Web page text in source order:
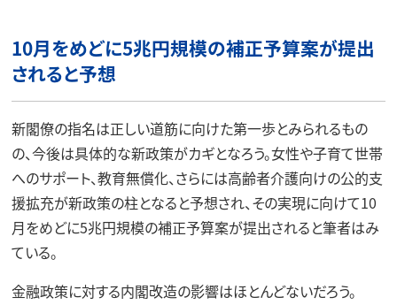
10月をめどに5兆円規模の補正予算案が提出
されると予想
新閣僚の指名は正しい道筋に向けた第一歩とみられるもの
の、今後は具体的な新政策がカギとなろう。女性や子育て世帯
へのサポート、教育無償化、さらには高齢者介護向けの公的支
援拡充が新政策の柱となると予想され、その実現に向けて10
月をめどに5兆円規模の補正予算案が提出されると筆者はみ
ている。
金融政策に対する内閣改造の影響はほとんどないだろう。